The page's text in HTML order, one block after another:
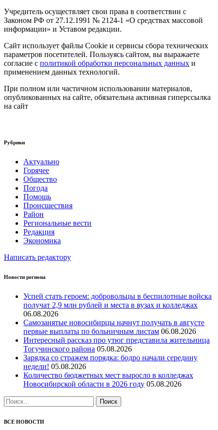
Учредитель осуществляет свои права в соответствии с
Законом РФ от 27.12.1991 № 2124-1 «О средствах массовой
информации» и Уставом редакции.
Сайт использует файлы Cookie и сервисы сбора технических
параметров посетителей. Пользуясь сайтом, вы выражаете
согласие с политикой обработки персональных данных и
применением данных технологий.
При полном или частичном использовании материалов,
опубликованных на сайте, обязательна активная гиперссылка
на сайт
Рубрики
Актуально
Горячее
Общество
Погода
Помощь
Происшествия
Район
Региональные вести
Редакция
Экономика
Написать редактору
Новости региона
Успей стать героем: добровольцы в беспилотные войска
получат 2,9 млн рублей и места в вузах и колледжах
06.08.2026
Самозанятые новосибирцы начнут получать в августе
первые выплаты по больничным листам 06.08.2026
Интересный рассказ про утюг представила жительница
Тогучинского района 05.08.2026
Зарядка со стражем порядка: бодро начали середину
недели! 05.08.2026
Количество бюджетных мест выросло в колледжах
Новосибирской области в 2026 году 05.08.2026
Найти:
ВСЕ НОВОСТИ